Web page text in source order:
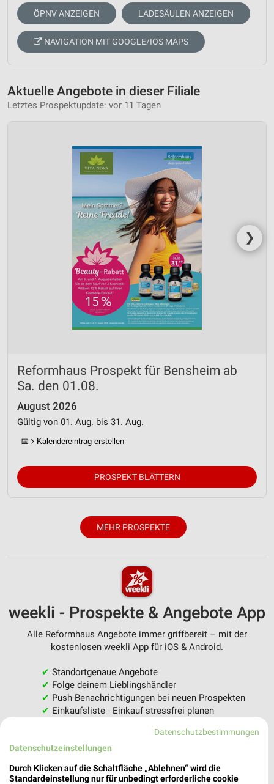
ÖPNV ANZEIGEN LADESÄULEN ANZEIGEN
NAVIGATION MIT GOOGLE/IOS MAPS
Aktuelle Angebote in dieser Filiale
Letztes Prospektupdate: vor 11 Tagen
❯
Reformhaus Prospekt für Bensheim ab
Sa. den 01.08.
August 2026
Gültig von 01. Aug. bis 31. Aug.
📅 Kalendereintrag erstellen
PROSPEKT BLÄTTERN
MEHR PROSPEKTE
weekli - Prospekte & Angebote App
Alle Reformhaus Angebote immer griffbereit – mit der
kostenlosen weekli App für iOS & Android.
✔ Standortgenaue Angebote
✔ Folge deinem Lieblingshändler
✔ Push-Benachrichtigungen bei neuen Prospekten
✔ Einkaufsliste - Einkauf stressfrei planen
Datenschutzbestimmungen
Datenschutzeinstellungen
Durch Klicken auf die Schaltfläche „Ablehnen“ wird die
Standardeinstellung nur für unbedingt erforderliche cookie